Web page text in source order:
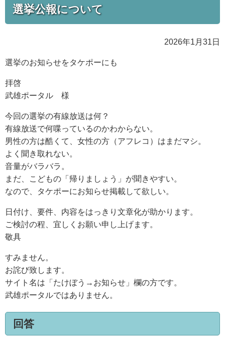
選挙公報について
2026年1月31日
選挙のお知らせをタケポーにも
拝啓
武雄ポータル 様
今回の選挙の有線放送は何？
有線放送で何喋っているのかわからない。
男性の方は酷くて、女性の方（アフレコ）はまだマシ。
よく聞き取れない。
音量がバラバラ。
まだ、こどもの「帰りましょう」が聞きやすい。
なので、タケポーにお知らせ掲載して欲しい。
日付け、要件、内容をはっきり文章化が助かります。
ご検討の程、宜しくお願い申し上げます。
敬具
すみません。
お詫び致します。
サイト名は「たけぼう→お知らせ」欄の方です。
武雄ポータルではありません。
回答